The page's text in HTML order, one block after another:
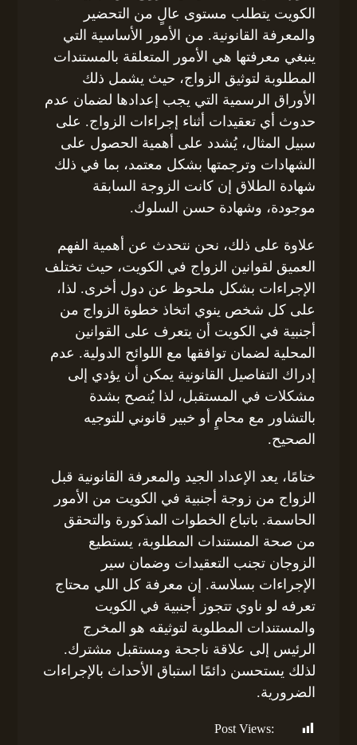
الكويت يتطلب مستوى عالٍ من التحضير
والمعرفة القانونية. من الأمور الأساسية التي
ينبغي معرفتها هي الأمور المتعلقة بالمستندات
المطلوبة لتوثيق الزواج، حيث يشمل ذلك
الأوراق الرسمية التي يجب إعدادها لضمان عدم
حدوث أي تعقيدات أثناء إجراءات الزواج. على
سبيل المثال، يُشدد على أهمية الحصول على
الشهادات وترجمتها بشكل معتمد، بما في ذلك
شهادة الطلاق إن كانت الزوجة السابقة
موجودة، وشهادة حسن السلوك.
علاوة على ذلك، نحن نتحدث عن أهمية الفهم
العميق لقوانين الزواج في الكويت، حيث تختلف
الإجراءات بشكل ملحوظ عن دول أخرى. لذا،
على كل شخص ينوي اتخاذ خطوة الزواج من
أجنبية في الكويت أن يتعرف على القوانين
المحلية لضمان توافقها مع اللوائح الدولية. عدم
إدراك التفاصيل القانونية يمكن أن يؤدي إلى
مشكلات في المستقبل، لذا يُنصح بشدة
بالتشاور مع محامٍ أو خبير قانوني للتوجيه
الصحيح.
ختامًا، يعد الإعداد الجيد والمعرفة القانونية قبل
الزواج من زوجة أجنبية في الكويت من الأمور
الحاسمة. باتباع الخطوات المذكورة والتحقق
من صحة المستندات المطلوبة، يستطيع
الزوجان تجنب التعقيدات وضمان سير
الإجراءات بسلاسة. إن معرفة كل اللي محتاج
تعرفه لو ناوي تتجوز أجنبية في الكويت
والمستندات المطلوبة لتوثيقه هو المخرج
الرئيس إلى علاقة ناجحة ومستقبل مشترك.
لذلك يستحسن دائمًا استباق الأحداث بالإجراءات
الضرورية.
Post Views: